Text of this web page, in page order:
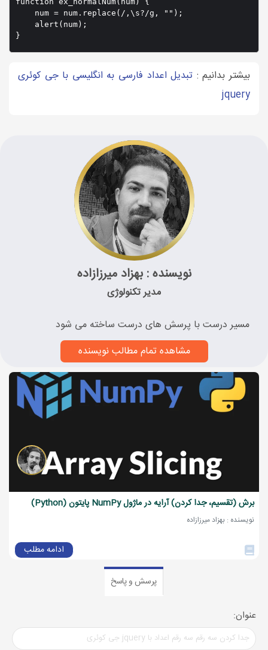
    num = num.replace(/,\s?/g, "");
    alert(num);
}
بیشتر بدانیم : تبدیل اعداد فارسی به انگلیسی با جی کوئری
jquery
نویسنده : بهزاد میرزازاده
مدیر تکنولوژی
مسیر درست با پرسش های درست ساخته می شود
مشاهده تمام مطالب نویسنده
برش (تقسیم، جدا کردن) آرایه در ماژول NumPy پایتون (Python)
نویسنده : بهزاد میرزازاده
ادامه مطلب
پرسش و پاسخ
عنوان: